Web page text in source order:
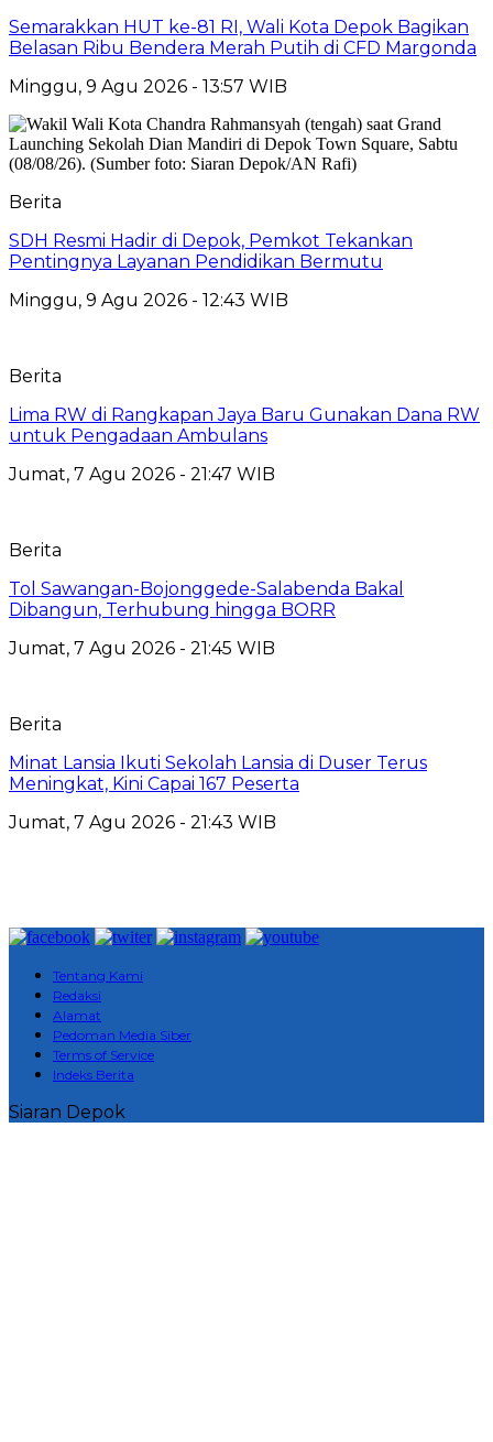
Semarakkan HUT ke-81 RI, Wali Kota Depok Bagikan
Belasan Ribu Bendera Merah Putih di CFD Margonda
Minggu, 9 Agu 2026 - 13:57 WIB
Berita
SDH Resmi Hadir di Depok, Pemkot Tekankan
Pentingnya Layanan Pendidikan Bermutu
Minggu, 9 Agu 2026 - 12:43 WIB
Berita
Lima RW di Rangkapan Jaya Baru Gunakan Dana RW
untuk Pengadaan Ambulans
Jumat, 7 Agu 2026 - 21:47 WIB
Berita
Tol Sawangan-Bojonggede-Salabenda Bakal
Dibangun, Terhubung hingga BORR
Jumat, 7 Agu 2026 - 21:45 WIB
Berita
Minat Lansia Ikuti Sekolah Lansia di Duser Terus
Meningkat, Kini Capai 167 Peserta
Jumat, 7 Agu 2026 - 21:43 WIB
Tentang Kami
Redaksi
Alamat
Pedoman Media Siber
Terms of Service
Indeks Berita
Siaran Depok